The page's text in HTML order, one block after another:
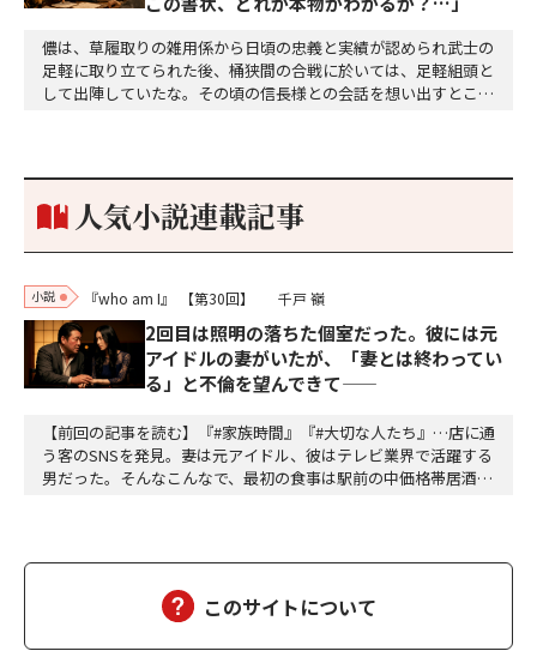
儂は、草履取りの雑用係から日頃の忠義と実績が認められ武士の
足軽に取り立てられた後、桶狭間の合戦に於いては、足軽組頭と
して出陣していたな。その頃の信長様との会話を想い出すとこん
り。どうして勝てたのか、未だにわかりません。…
人気小説連載記事
小説 『who am I』 【第30回】 千戸 嶺
2回目は照明の落ちた個室だった。彼には元
アイドルの妻がいたが、「妻とは終わってい
る」と不倫を望んできて——
【前回の記事を読む】『#家族時間』『#大切な人たち』…店に通
う客のSNSを発見。妻は元アイドル、彼はテレビ業界で活躍する
男だった。そんなこんなで、最初の食事は駅前の中価格帯居酒屋
い。怖いのは無計算な人間だ。衝動で動く馬鹿と、…
このサイトについて